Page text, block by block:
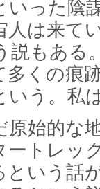
いった陰
人は来て
説もある
多くの痕
いう。私
始的な
ートレッ
いう話